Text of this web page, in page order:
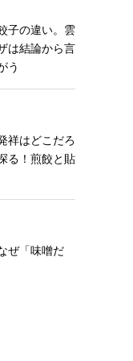
子の違い。雲
は結論から言
う
祥はどこだろ
る！煎餃と貼
ぜ「味噌だ